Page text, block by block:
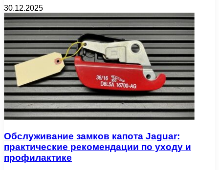
30.12.2025
Обслуживание замков капота Jaguar:
практические рекомендации по уходу и
профилактике